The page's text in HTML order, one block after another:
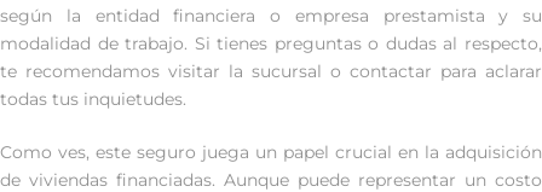
según la entidad financiera o empresa prestamista y su
modalidad de trabajo. Si tienes preguntas o dudas al respecto,
te recomendamos visitar la sucursal o contactar para aclarar
todas tus inquietudes.
Como ves, este seguro juega un papel crucial en la adquisición
de viviendas financiadas. Aunque puede representar un costo